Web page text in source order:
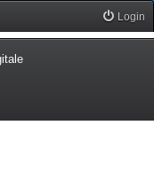
Login
(Opens a new tab)